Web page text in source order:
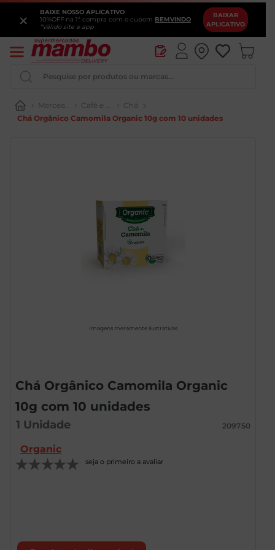
BAIXE NOSSO APLICATIVO
10%OFF na 1ª compra com o cupom BEMVINDO
*Válido site e app
BAIXAR
APLICATIVO
×
Pesquise por produtos ou marcas...
Mercearia Café e Chá
Chá
Chá Orgânico Camomila Organic 10g com 10 unidades
Imagens meramente ilustrativas
Chá Orgânico Camomila Organic
10g com 10 unidades
1 Unidade 209750
Organic
seja o primeiro a avaliar
Iogurte